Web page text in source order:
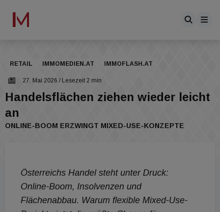
RETAIL IMMOMEDIEN.AT IMMOFLASH.AT
27. Mai 2026 / Lesezeit 2 min
Handelsflächen ziehen wieder leicht
an
ONLINE-BOOM ERZWINGT MIXED-USE-KONZEPTE
Österreichs Handel steht unter Druck:
Online-Boom, Insolvenzen und
Flächenabbau. Warum flexible Mixed-Use-